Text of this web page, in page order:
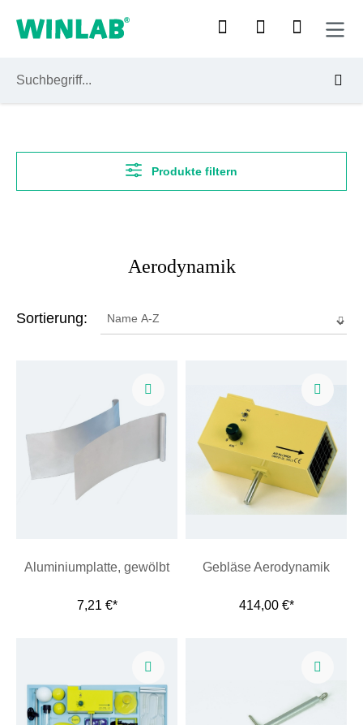
Produkte filtern
Aerodynamik
Sortierung:
Aluminiumplatte, gewölbt
7,21 €*
Gebläse Aerodynamik
414,00 €*